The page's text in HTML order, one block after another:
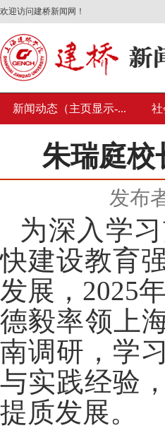
欢迎访问建桥新闻网！
新闻动态（主页显示-... 社
朱瑞庭校
发布
为深入学
快建设教育
发展， 2025年
德毅率领上
南调研，学
与实践经验
提质发展。